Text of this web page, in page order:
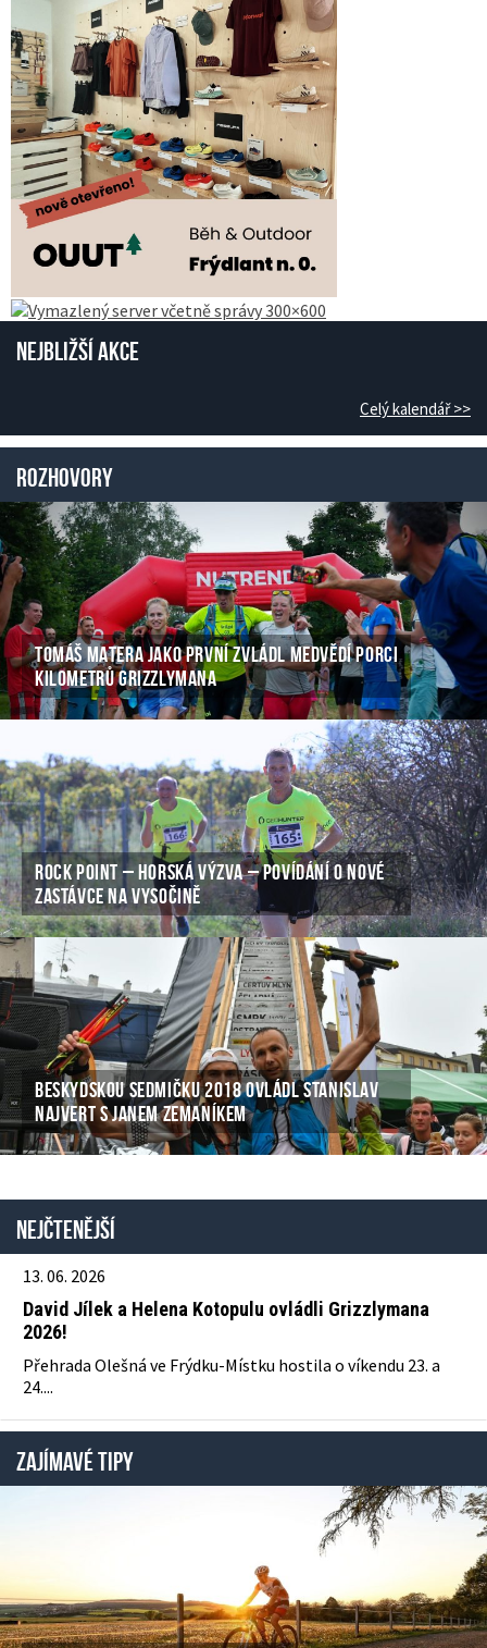
Nejbližší akce
Celý kalendář >>
Rozhovory
TOMÁŠ MATERA JAKO PRVNÍ ZVLÁDL MEDVĚDÍ PORCI
KILOMETRŮ GRIZZLYMANA
ROCK POINT – HORSKÁ VÝZVA – POVÍDÁNÍ O NOVÉ
ZASTÁVCE NA VYSOČINĚ
BESKYDSKOU SEDMIČKU 2018 OVLÁDL STANISLAV
NAJVERT S JANEM ZEMANÍKEM
Nejčtenější
13. 06. 2026
David Jílek a Helena Kotopulu ovládli Grizzlymana
2026!
Přehrada Olešná ve Frýdku-Místku hostila o víkendu 23. a
24....
ZAJÍMAVÉ TIPY